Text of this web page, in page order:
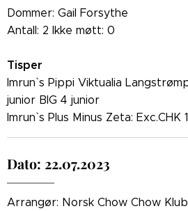
Dommer: Gail Forsythe
Antall: 2 Ikke møtt: 0
Tisper
Imrun` s Pippi Viktualia
junior BIG 4 junior
Imrun` s Plus Minus Zeta: Exc.CHK
Dato: 22.07.2023
Arrangør: Norsk Chow Chow